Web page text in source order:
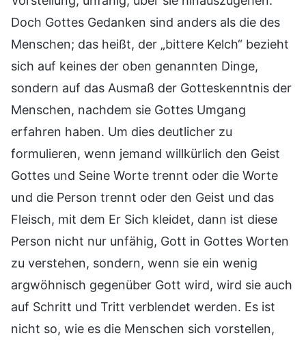
Doch Gottes Gedanken sind anders als die des
Menschen; das heißt, der „bittere Kelch“ bezieht
sich auf keines der oben genannten Dinge,
sondern auf das Ausmaß der Gotteskenntnis der
Menschen, nachdem sie Gottes Umgang
erfahren haben. Um dies deutlicher zu
formulieren, wenn jemand willkürlich den Geist
Gottes und Seine Worte trennt oder die Worte
und die Person trennt oder den Geist und das
Fleisch, mit dem Er Sich kleidet, dann ist diese
Person nicht nur unfähig, Gott in Gottes Worten
zu verstehen, sondern, wenn sie ein wenig
argwöhnisch gegenüber Gott wird, wird sie auch
auf Schritt und Tritt verblendet werden. Es ist
nicht so, wie es die Menschen sich vorstellen,